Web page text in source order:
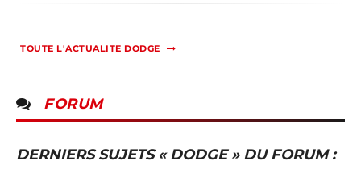
TOUTE L'ACTUALITE DODGE
FORUM
DERNIERS SUJETS « DODGE » DU FORUM :